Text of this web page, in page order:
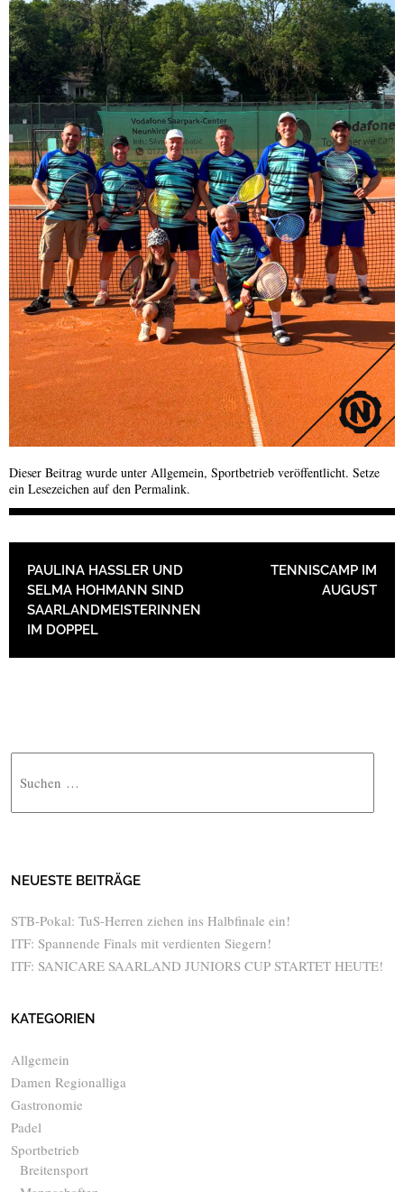
Dieser Beitrag wurde unter Allgemein, Sportbetrieb veröffentlicht. Setze
ein Lesezeichen auf den Permalink.
BEITRAGSNAVIGATION
PAULINA HASSLER UND S
ELMA HOHMANN SIND S
AARLANDMEISTERINNEN I
M DOPPEL
TENNISCAMP IM
AUGUST
NEUESTE BEITRÄGE
STB-Pokal: TuS-Herren ziehen ins Halbfinale ein!
ITF: Spannende Finals mit verdienten Siegern!
ITF: SANICARE SAARLAND JUNIORS CUP STARTET HEUTE!
KATEGORIEN
Allgemein
Damen Regionalliga
Gastronomie
Padel
Sportbetrieb
Breitensport